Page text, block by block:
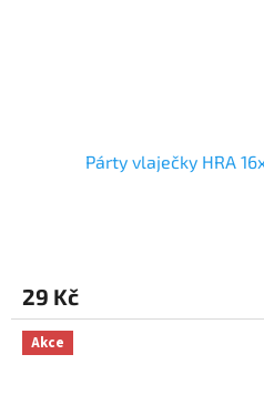
Párty vlaječky HRA
29 Kč
Akce